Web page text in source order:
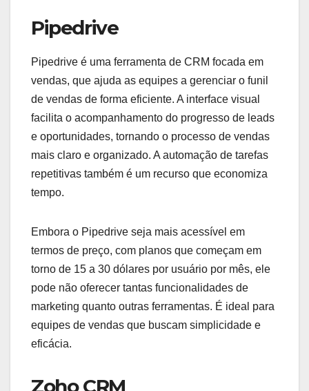
Pipedrive
Pipedrive é uma ferramenta de CRM focada em
vendas, que ajuda as equipes a gerenciar o funil
de vendas de forma eficiente. A interface visual
facilita o acompanhamento do progresso de leads
e oportunidades, tornando o processo de vendas
mais claro e organizado. A automação de tarefas
repetitivas também é um recurso que economiza
tempo.
Embora o Pipedrive seja mais acessível em
termos de preço, com planos que começam em
torno de 15 a 30 dólares por usuário por mês, ele
pode não oferecer tantas funcionalidades de
marketing quanto outras ferramentas. É ideal para
equipes de vendas que buscam simplicidade e
eficácia.
Zoho CRM